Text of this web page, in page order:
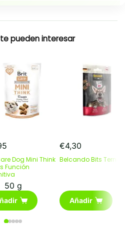
pueden interesar
Dog Mini Think
Función
50 g
€4,30
Belcando Bits
Añadir